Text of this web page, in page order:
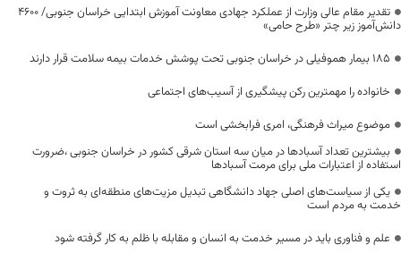
تقدیر مقام عالی وزارت از عملکرد جهادی معاونت آموزش ابتدایی خراسان جنوبی/ ۴۶۰۰
دانش‌آموز زیر چتر «طرح حامی»
۱۸۵ بیمار هموفیلی در خراسان جنوبی تحت پوشش خدمات بیمه سلامت قرار دارند
خانواده را مهمترین رکن پیشگیری از آسیب‌های اجتماعی
موضوع میراث فرهنگی، امری فرابخشی است
بیشترین تعداد آسبادها در میان سه استان شرقی کشور در خراسان جنوبی ،ضرورت
استفاده از اعتبارات ملی برای مرمت آسبادها
یکی از سیاست‌های اصلی جهاد دانشگاهی تبدیل مزیت‌های منطقه‌ای به ثروت و
خدمت به مردم است
علم و فناوری باید در مسیر خدمت به انسان و مقابله با ظلم به کار گرفته شود